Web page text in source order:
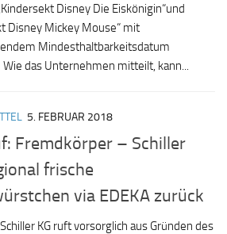
Disney Die Eiskönigin“und
Disney Mickey Mouse“ mit
Mindesthaltbarkeitsdatum
das Unternehmen mitteilt, kann...
5. FEBRUAR 2018
Fremdkörper – Schiller
frische
via EDEKA zurück
KG ruft vorsorglich aus Gründen des